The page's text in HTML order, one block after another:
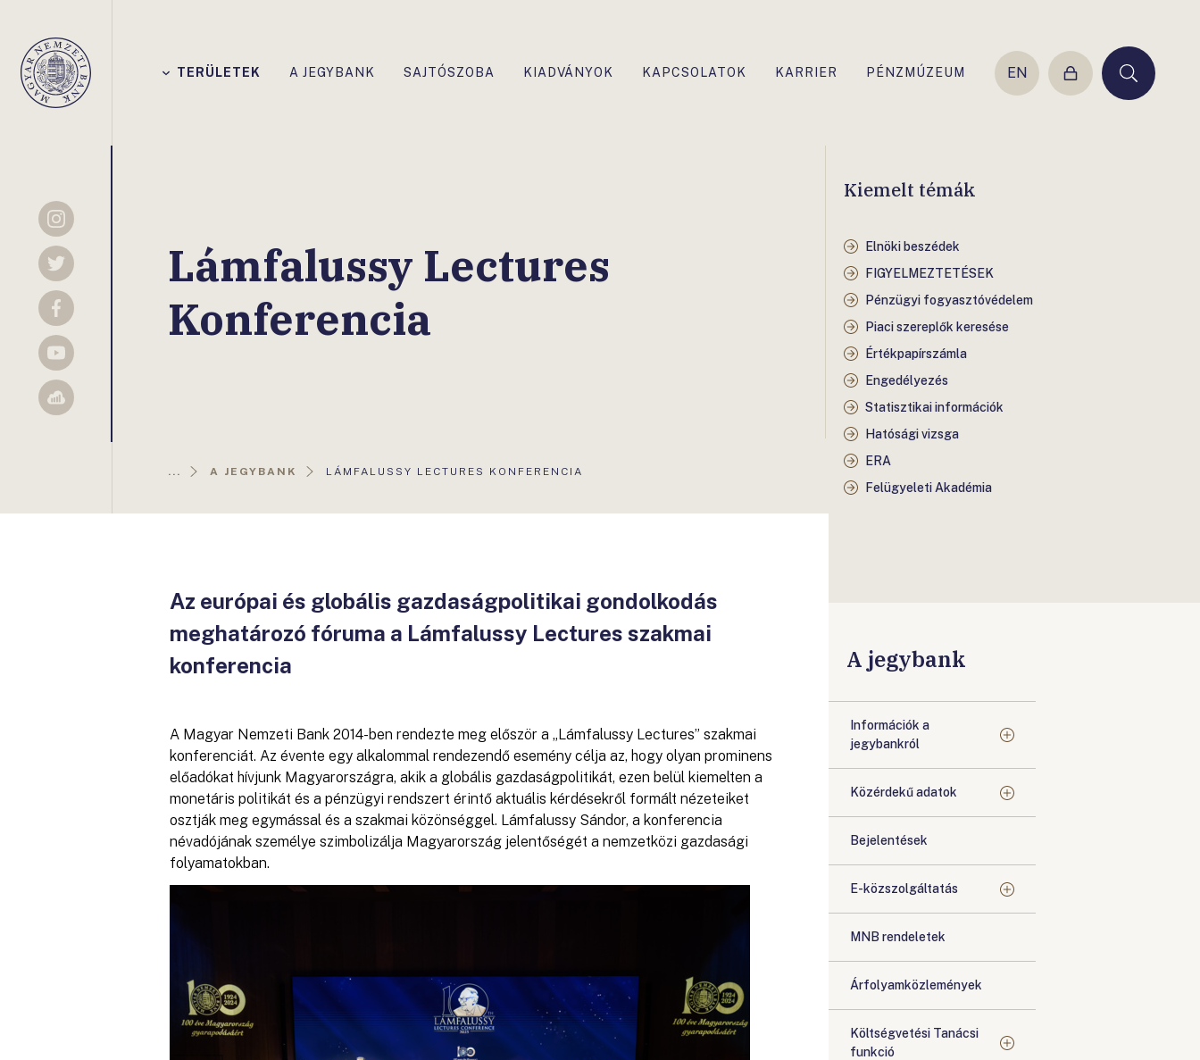
Magyar
Nemzeti
TERÜLETEK A JEGYBANK SAJTÓSZOBA KIADVÁNYOK KAPCSOLATOK KARRIER PÉNZMÚZEUM EN
Belépés Keresés
Instagram
Twitter
Facebook
YouTube
Sellsy
Lámfalussy Lectures
Konferencia
... A JEGYBANK
AKTUÁLIS
LÁMFALUSSY LECTURES KONFERENCIA
Kiemelt témák
Elnöki beszédek
FIGYELMEZTETÉSEK
Pénzügyi fogyasztóvédelem
Piaci szereplők keresése
Értékpapírszámla
Engedélyezés
Statisztikai információk
Hatósági vizsga
ERA
Felügyeleti Akadémia
Az európai és globális gazdaságpolitikai gondolkodás
meghatározó fóruma a Lámfalussy Lectures szakmai
konferencia
A Magyar Nemzeti Bank 2014-ben rendezte meg először a „Lámfalussy Lectures” szakmai
konferenciát. Az évente egy alkalommal rendezendő esemény célja az, hogy olyan prominens
előadókat hívjunk Magyarországra, akik a globális gazdaságpolitikát, ezen belül kiemelten a
monetáris politikát és a pénzügyi rendszert érintő aktuális kérdésekről formált nézeteiket
osztják meg egymással és a szakmai közönséggel. Lámfalussy Sándor, a konferencia
névadójának személye szimbolizálja Magyarország jelentőségét a nemzetközi gazdasági
folyamatokban.
A jegybank
Információk a
jegybankról
Közérdekű adatok
Bejelentések
E-közszolgáltatás
MNB rendeletek
Árfolyamközlemények
Költségvetési Tanácsi
funkció